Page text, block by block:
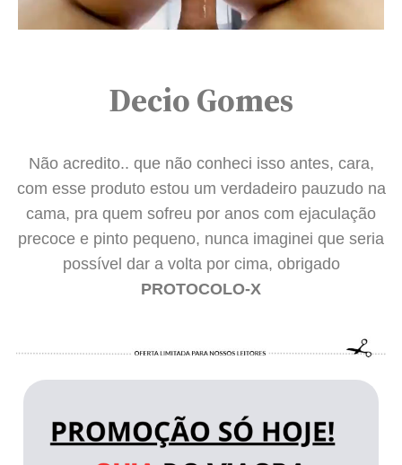
Decio Gomes
Não acredito.. que não conheci isso antes, cara,
com esse produto estou um verdadeiro pauzudo na
cama, pra quem sofreu por anos com ejaculação
precoce e pinto pequeno, nunca imaginei que seria
possível dar a volta por cima, obrigado
PROTOCOLO-X